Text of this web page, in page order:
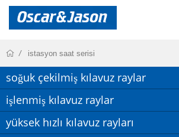
istasyon saat serisi
soğuk çekilmiş kılavuz raylar
işlenmiş kılavuz raylar
yüksek hızlı kılavuz rayları